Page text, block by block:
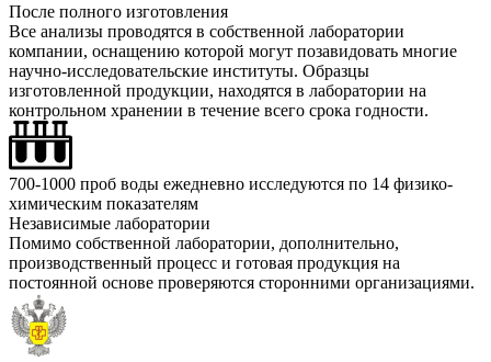
После полного изготовления
Все анализы проводятся в собственной лаборатории
компании, оснащению которой могут позавидовать многие
научно-исследовательские институты. Образцы
изготовленной продукции, находятся в лаборатории на
контрольном хранении в течение всего срока годности.
700-1000 проб воды ежедневно исследуются по 14 физико-
химическим показателям
Независимые лаборатории
Помимо собственной лаборатории, дополнительно,
производственный процесс и готовая продукция на
постоянной основе проверяются сторонними организациями.